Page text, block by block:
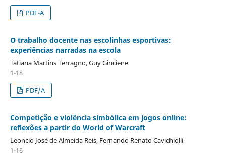
PDF-A
O trabalho docente nas escolinhas esportivas:
experiências narradas na escola
Tatiana Martins Terragno, Guy Ginciene
1-18
PDF/A
Competição e violência simbólica em jogos online:
reflexões a partir do World of Warcraft
Leoncio José de Almeida Reis, Fernando Renato Cavichiolli
1-16